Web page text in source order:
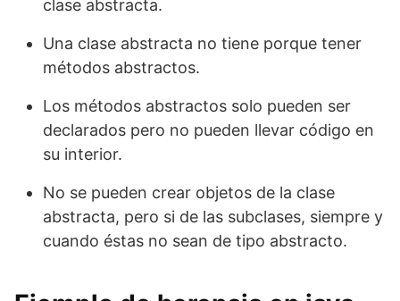
clase abstracta.
Una clase abstracta no tiene porque tener
métodos abstractos.
Los métodos abstractos solo pueden ser
declarados pero no pueden llevar código en
su interior.
No se pueden crear objetos de la clase
abstracta, pero si de las subclases, siempre y
cuando éstas no sean de tipo abstracto.